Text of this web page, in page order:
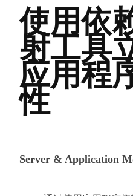
使用依
射工具
应用程
性
Server & Application